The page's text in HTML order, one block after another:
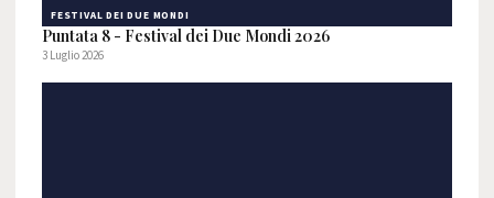
FESTIVAL DEI DUE MONDI
Puntata 8 - Festival dei Due Mondi 2026
3 Luglio 2026